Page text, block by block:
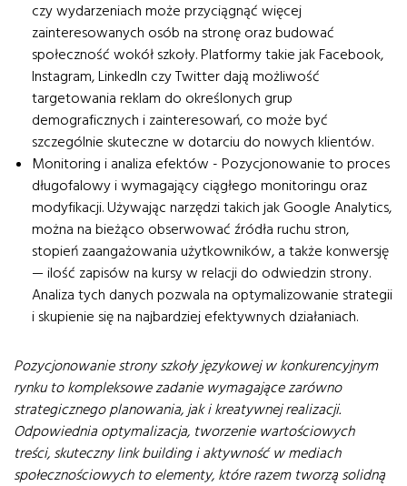
czy wydarzeniach może przyciągnąć więcej
zainteresowanych osób na stronę oraz budować
społeczność wokół szkoły. Platformy takie jak Facebook,
Instagram, LinkedIn czy Twitter dają możliwość
targetowania reklam do określonych grup
demograficznych i zainteresowań, co może być
szczególnie skuteczne w dotarciu do nowych klientów.
Monitoring i analiza efektów - Pozycjonowanie to proces
długofalowy i wymagający ciągłego monitoringu oraz
modyfikacji. Używając narzędzi takich jak Google Analytics,
można na bieżąco obserwować źródła ruchu stron,
stopień zaangażowania użytkowników, a także konwersję
— ilość zapisów na kursy w relacji do odwiedzin strony.
Analiza tych danych pozwala na optymalizowanie strategii
i skupienie się na najbardziej efektywnych działaniach.
Pozycjonowanie strony szkoły językowej w konkurencyjnym
rynku to kompleksowe zadanie wymagające zarówno
strategicznego planowania, jak i kreatywnej realizacji.
Odpowiednia optymalizacja, tworzenie wartościowych
treści, skuteczny link building i aktywność w mediach
społecznościowych to elementy, które razem tworzą solidną